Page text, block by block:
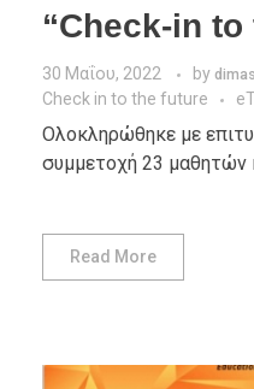
“Check-in
30 Μαΐου, 2022 by
Check in to the future
Ολοκληρώθηκε με
συμμετοχή 23 μαθητών
Read More